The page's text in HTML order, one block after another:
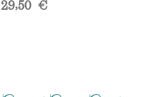
29,50€